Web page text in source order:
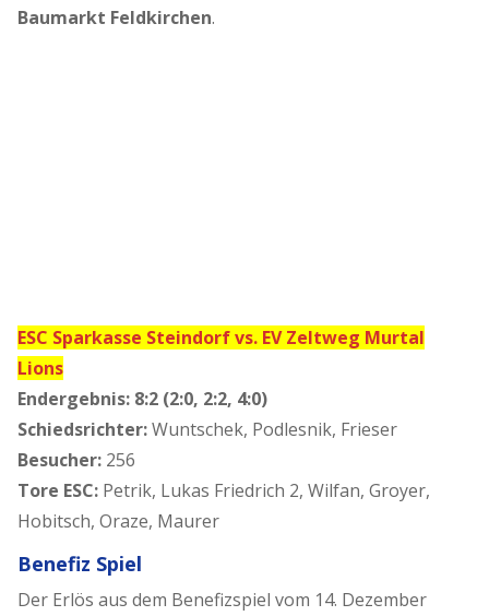
Baumarkt Feldkirchen.
ESC Sparkasse Steindorf vs. EV Zeltweg Murtal
Lions
Endergebnis: 8:2 (2:0, 2:2, 4:0)
Schiedsrichter:Wuntschek, Podlesnik, Frieser
Besucher: 256
Tore ESC: Petrik, Lukas Friedrich 2, Wilfan, Groyer,
Hobitsch, Oraze, Maurer
Benefiz Spiel
Der Erlös aus dem Benefizspiel vom 14. Dezember